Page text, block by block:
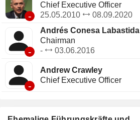
-
Chief Executive Officer
25.05.2010
08.09.2020
-
Andrés Conesa Labastida
Chairman
-
03.06.2016
-
Andrew Crawley
Chief Executive Officer